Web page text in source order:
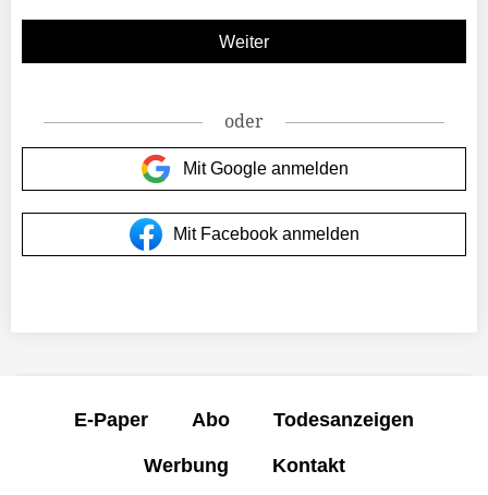
oder
Mit Google anmelden
Mit Facebook anmelden
E-Paper Abo Todesanzeigen
Werbung Kontakt